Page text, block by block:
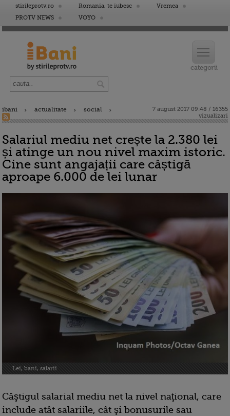
stirileprotv.ro Romania, te iubesc
Vremea
PROTV NEWS
VOYO
ibani actualitate social
7 august 2017 09:48 / 16355
vizualizari
Salariul mediu net crește la 2.380 lei
și atinge un nou nivel maxim istoric.
Cine sunt angajații care câștigă
aproape 6.000 de lei lunar
Lei, bani, salarii
Câştigul salarial mediu net la nivel naţional, care
include atât salariile, cât şi bonusurile sau